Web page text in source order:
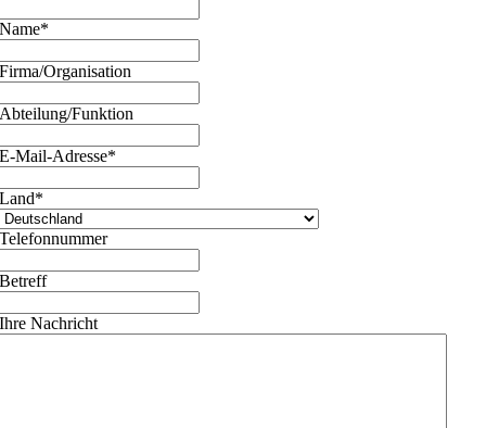
Name*
Firma/Organisation
Abteilung/Funktion
E-Mail-Adresse*
Land*
Telefonnummer
Betreff
Ihre Nachricht